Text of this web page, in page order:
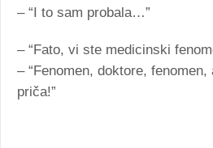
– “I to sam probala…”
– “Fato, vi ste medicinski
– “Fenomen, doktore,
priča!”